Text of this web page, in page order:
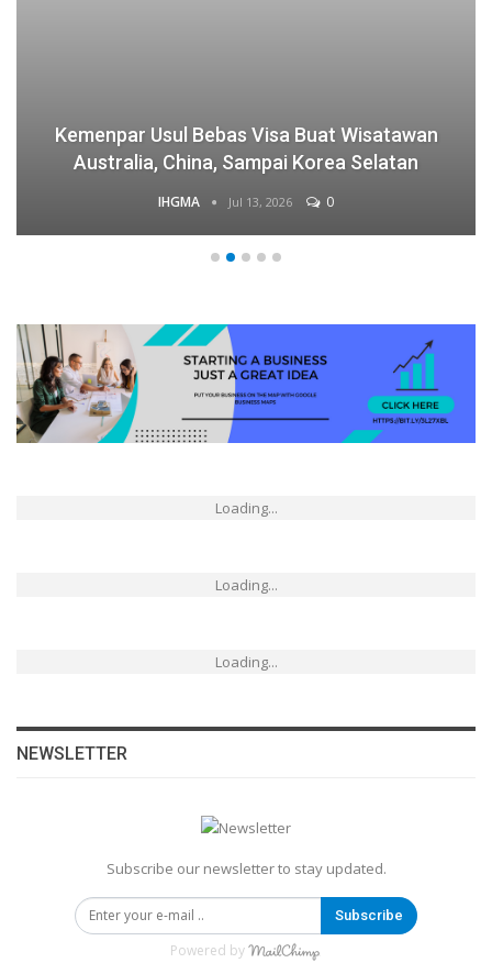
Kemenpar Usul Bebas Visa Buat Wisatawan
Australia, China, Sampai Korea Selatan
IHGMA Jul 13, 2026 0
Loading...
Loading...
Loading...
NEWSLETTER
Subscribe our newsletter to stay updated.
Subscribe
Powered by